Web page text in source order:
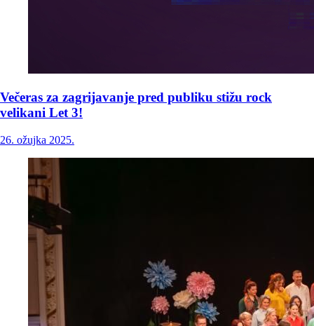
Večeras za zagrijavanje pred publiku stižu rock
velikani Let 3!
26. ožujka 2025.